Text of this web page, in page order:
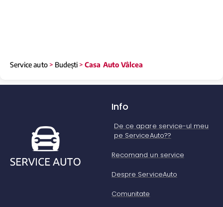
Service auto> Budești >Casa Auto Vâlcea
Info
De ce apare service-ul meu
pe ServiceAuto??
Recomand un service
Despre ServiceAuto
Comunitate